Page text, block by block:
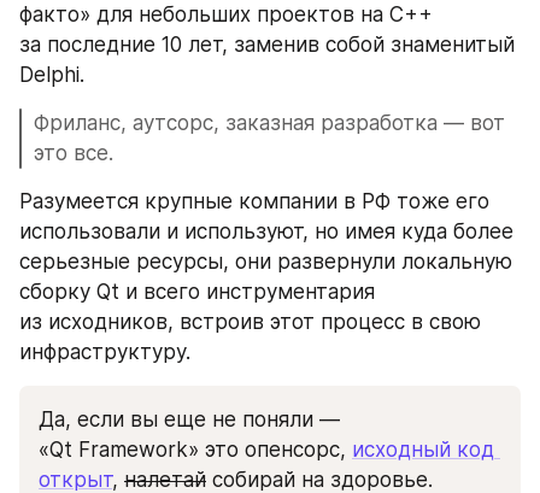
факто» для небольших проектов на C++
за последние 10 лет, заменив собой знаменитый
Delphi.
Фриланс, аутсорс, заказная разработка — вот
это все.
Разумеется крупные компании в РФ тоже его
использовали и используют, но имея куда более
серьезные ресурсы, они развернули локальную
сборку Qt и всего инструментария
из исходников, встроив этот процесс в свою
инфраструктуру.
Да, если вы еще не поняли —
«Qt Framework» это опенсорс, исходный код
открыт, налетай собирай на здоровье.